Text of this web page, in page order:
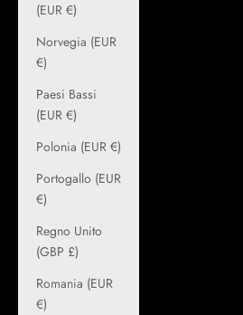
(EUR €)
Norvegia (EUR
€)
Paesi Bassi
(EUR €)
Polonia (EUR €)
Portogallo (EUR
€)
Regno Unito
(GBP £)
Romania (EUR
€)